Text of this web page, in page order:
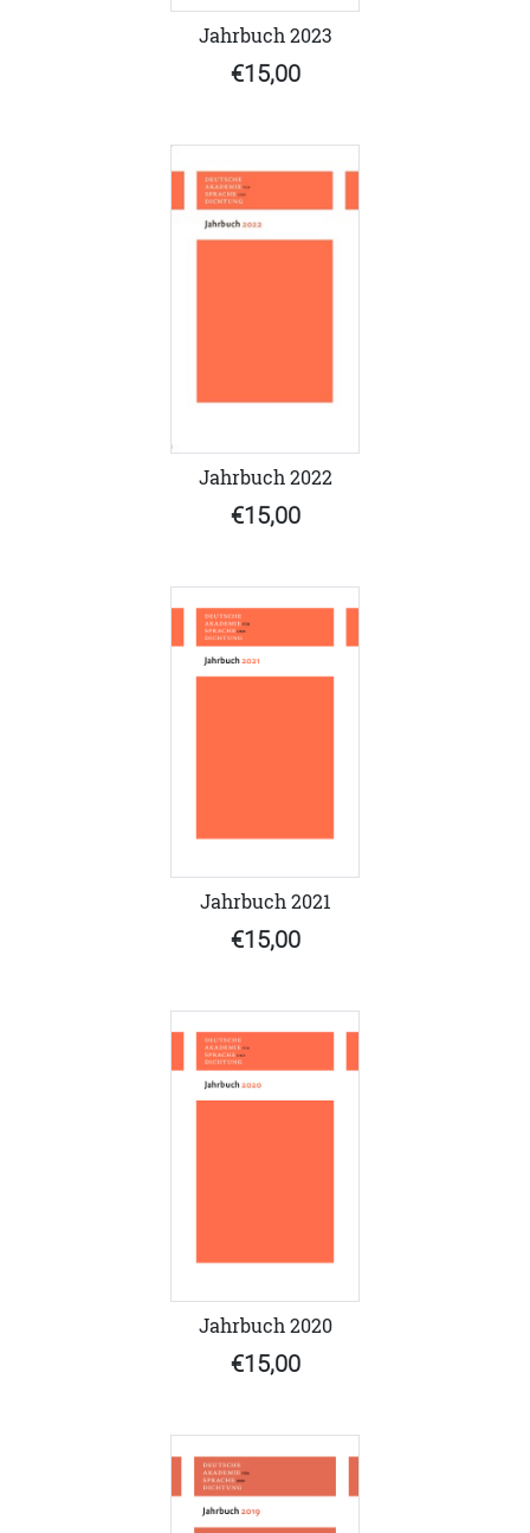
Jahrbuch 2023
€15,00
Jahrbuch 2022
€15,00
Jahrbuch 2021
€15,00
Jahrbuch 2020
€15,00